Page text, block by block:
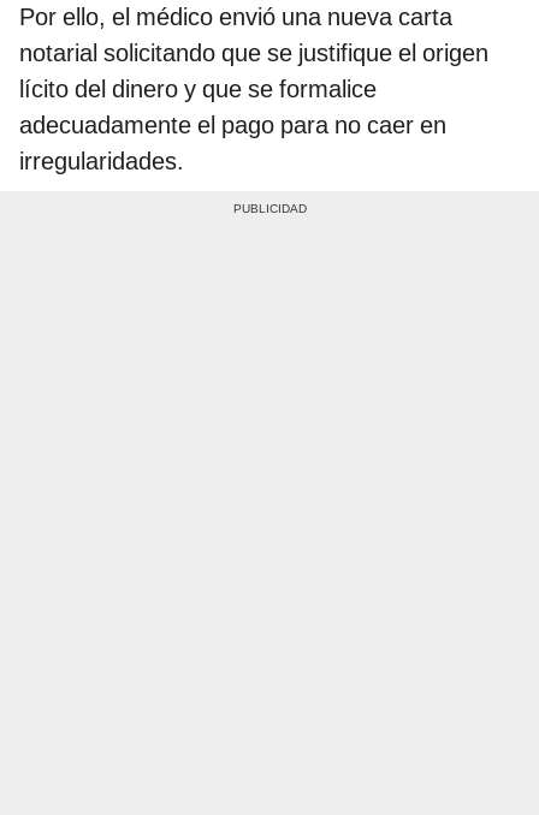
Por ello, el médico envió una nueva carta
notarial solicitando que se justifique el origen
lícito del dinero y que se formalice
adecuadamente el pago para no caer en
irregularidades.